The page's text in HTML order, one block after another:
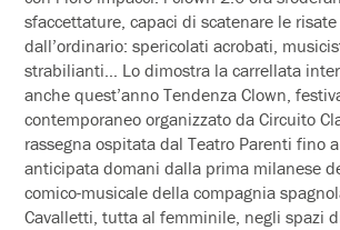
sfaccettature, capaci di scatenare le
dall’ordinario: spericolati acrobati,
strabilianti… Lo dimostra la carrellata
anche quest’annoTendenza Clown,
contemporaneo organizzato da Circuito
rassegna ospitata dal Teatro Parenti fino
anticipata domani dalla prima milanese
comico-musicale della compagnia
Cavalletti, tutta al femminile, negli spazi